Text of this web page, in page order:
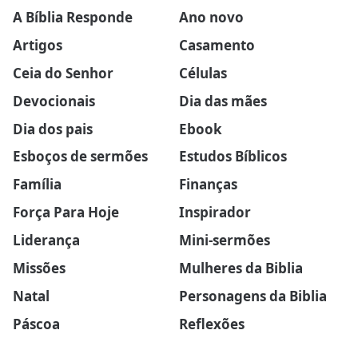
A Bíblia Responde
Ano novo
Artigos
Casamento
Ceia do Senhor
Células
Devocionais
Dia das mães
Dia dos pais
Ebook
Esboços de sermões
Estudos Bíblicos
Família
Finanças
Força Para Hoje
Inspirador
Liderança
Mini-sermões
Missões
Mulheres da Biblia
Natal
Personagens da Biblia
Páscoa
Reflexões